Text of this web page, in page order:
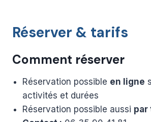
Réserver & tarifs
Comment réserver
Réservation possible en ligne
activités et durées
Réservation possible aussi par